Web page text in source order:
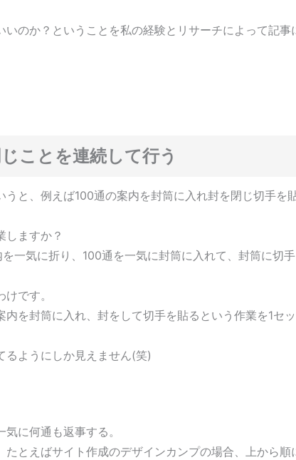
のか？ということを私の経験とリサーチによって記事
ことを連続して行う
うと、例えば100通の案内を封筒に入れ封を閉じ切手を
しますか？
一気に折り、100通を一気に封筒に入れて、封筒に切
です。
内を封筒に入れ、封をして切手を貼るという作業を1セ
るようにしか見えません(笑)
に何通も返事する。
たとえばサイト作成のデザインカンプの場合、上から順